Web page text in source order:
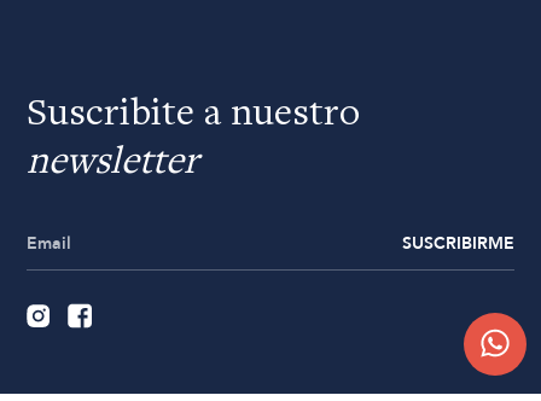
Suscribite a nuestro
newsletter
SUSCRIBIRME